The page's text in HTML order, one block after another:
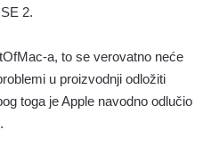
2.
a, to se verovatno neće
u proizvodnji odložiti
toga je Apple navodno odlučio